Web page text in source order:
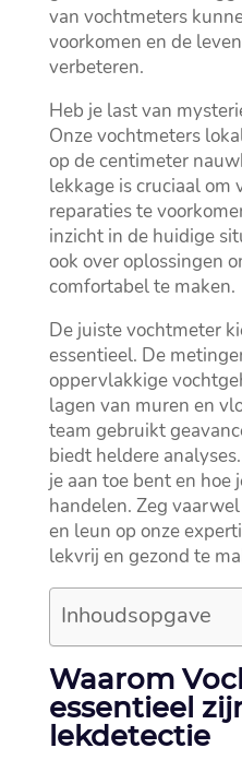
van vochtmeters
voorkomen en de
verbeteren.​
Heb je last van
Onze vochtmeters
op de centimeter
lekkage is cruciaal om
reparaties te
inzicht in de huidige
ook over oplossingen
comfortabel te maken.​
De juiste vochtmeter
essentieel.​ De
oppervlakkige
lagen van muren en
team gebruikt
biedt heldere
je aan toe bent en hoe
handelen.​ Zeg
en leun op onze
lekvrij en gezond te
Inhoudsopgave
Waarom
essentieel
lekdetectie